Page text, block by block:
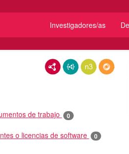
Investigadores/as
RDF/XMLJSON-LDN3/Turtle
de trabajo 0
o licencias de software 0